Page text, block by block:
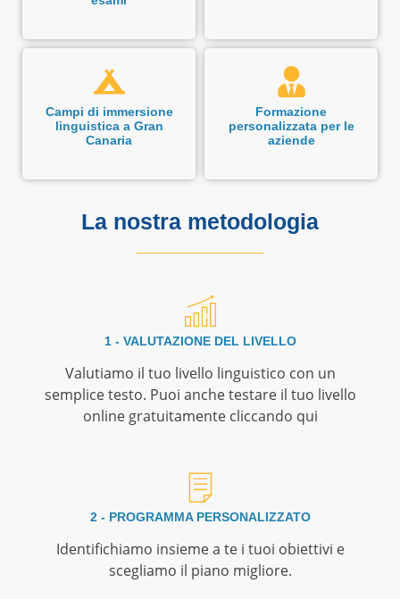
Campi di immersione
linguistica a Gran
Canaria
Formazione
personalizzata per le
aziende
La nostra metodologia
1 - VALUTAZIONE DEL LIVELLO
Valutiamo il tuo livello linguistico con un
semplice testo. Puoi anche testare il tuo livello
online gratuitamente cliccando qui
2 - PROGRAMMA PERSONALIZZATO
Identifichiamo insieme a te i tuoi obiettivi e
scegliamo il piano migliore.